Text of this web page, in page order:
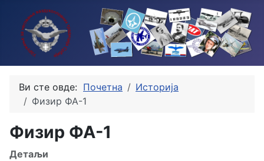
Ви сте овде: Почетна
Историја
Физир ФА-1
Физир ФА-1
Детаљи